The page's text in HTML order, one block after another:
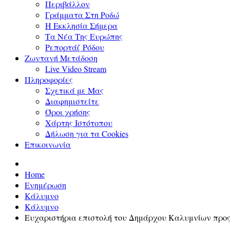
Περιβάλλον
Γράμματα Στη Ροδώ
Η Εκκλησία Σήμερα
Τα Νέα Της Ευρώπης
Ρεπορτάζ Ρόδου
Ζωντανή Μετάδοση
Live Video Stream
Πληροφορίες
Σχετικά με Μας
Διαφημιστείτε
Όροι χρήσης
Χάρτης Ιστότοπου
Δήλωση για τα Cookies
Επικοινωνία
Home
Ενημέρωση
Κάλυμνο
Κάλυμνο
Ευχαριστήρια επιστολή του Δημάρχου Καλυμνίων